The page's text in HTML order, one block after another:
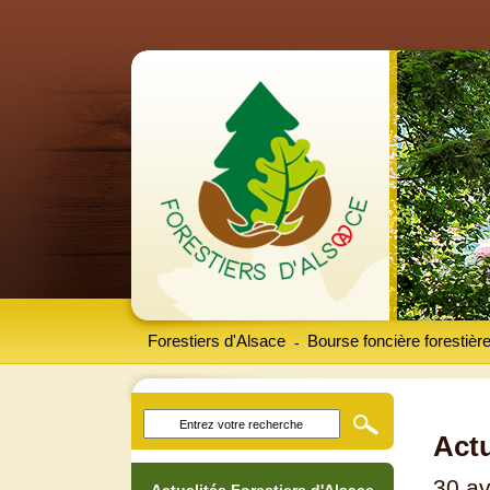
Forestiers d'Alsace Bourse foncière forestière
-